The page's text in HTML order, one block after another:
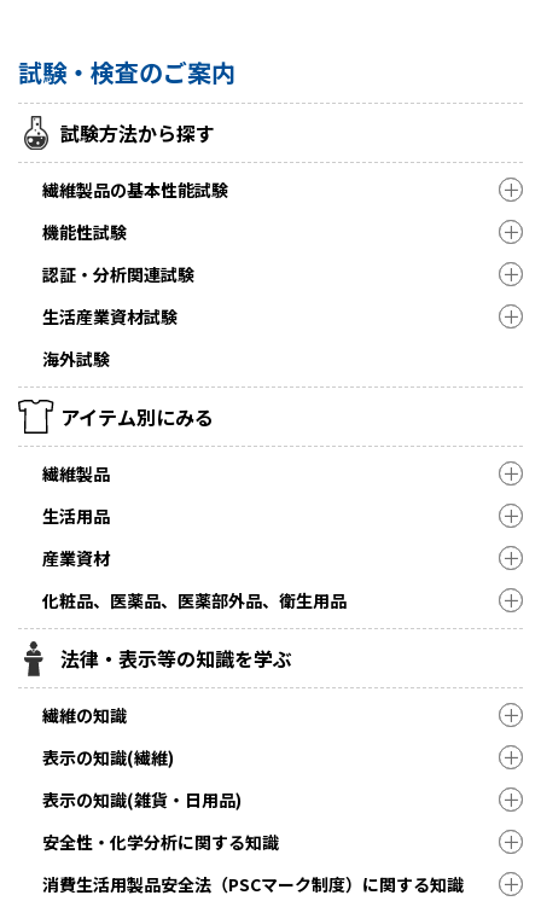
試験・検査のご案内
試験方法から探す
繊維製品の基本性能試験
機能性試験
認証・分析関連試験
生活産業資材試験
海外試験
アイテム別にみる
繊維製品
生活用品
産業資材
化粧品、医薬品、医薬部外品、衛生用品
法律・表示等の知識を学ぶ
繊維の知識
表示の知識(繊維)
表示の知識(雑貨・日用品)
安全性・化学分析に関する知識
消費生活用製品安全法（PSCマーク制度）に関する知識